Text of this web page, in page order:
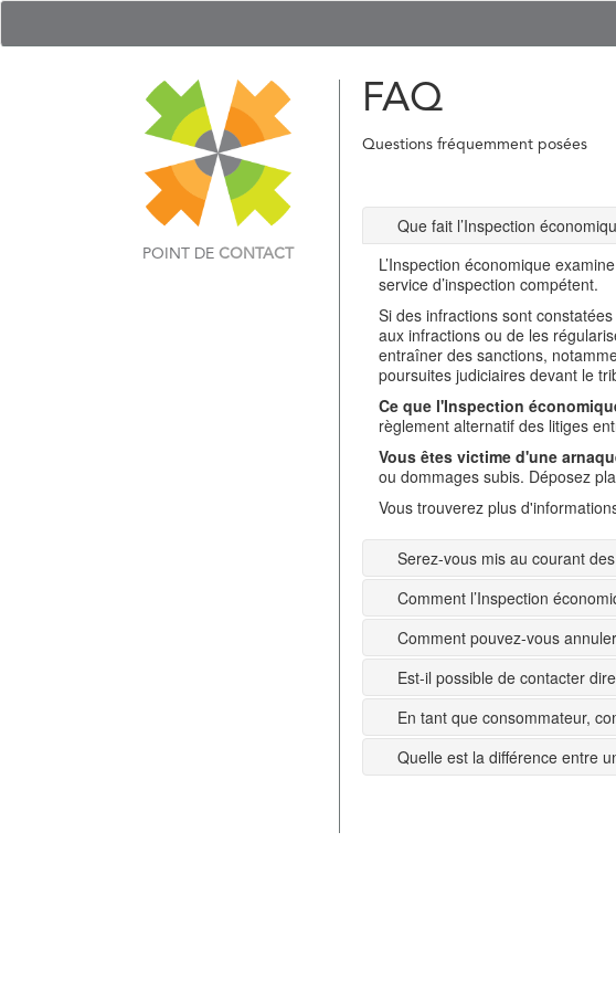
POINT DE CONTACT
FAQ
Questions fréquemment posées
Que fait l’Inspection
L’Inspection économique
service d’inspection compétent.
Si des infractions sont
aux infractions ou de les
entraîner des sanctions,
poursuites judiciaires devant le
Ce que l'Inspection
règlement alternatif des litiges
Vous êtes victime d'une
ou dommages subis. Déposez
Vous trouverez plus
Serez-vous mis au courant
Comment l’Inspection
Comment pouvez-vous
Est-il possible de contacter
En tant que consommateur,
Quelle est la différence entre